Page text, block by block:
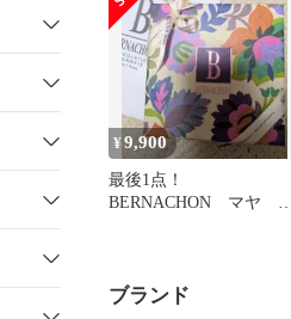
¥9,900
最後1点！
BERNACHON マヤ
ブランド